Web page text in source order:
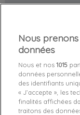
Out-of-Stock
Livraison gratuite *
Retours sous 100
Produit certifié
Nous
données
Nous et nos1015
données
des identifiants
« J’accepte », les
finalités affichées
traitons des